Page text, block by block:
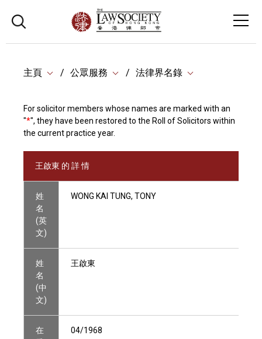
主頁 公眾服務 法律界名錄
For solicitor members whose names are marked with an
"*", they have been restored to the Roll of Solicitors within
the current practice year.
王啟東 的 詳 情
姓
名
(英
文)
WONG KAI TUNG, TONY
姓
名
(中
文)
王啟東
在
04/1968